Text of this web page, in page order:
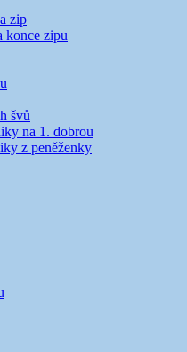
zip
konce zipu
švů
na 1. dobrou
z peněženky